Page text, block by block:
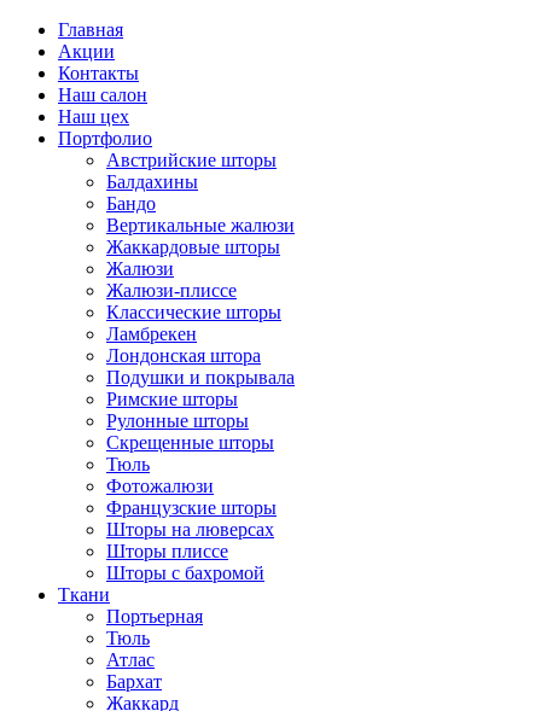
Главная
Акции
Контакты
Наш салон
Наш цех
Портфолио
Австрийские шторы
Балдахины
Бандо
Вертикальные жалюзи
Жаккардовые шторы
Жалюзи
Жалюзи-плиссе
Классические шторы
Ламбрекен
Лондонская штора
Подушки и покрывала
Римские шторы
Рулонные шторы
Скрещенные шторы
Тюль
Фотожалюзи
Французские шторы
Шторы на люверсах
Шторы плиссе
Шторы с бахромой
Ткани
Портьерная
Тюль
Атлас
Бархат
Жаккард